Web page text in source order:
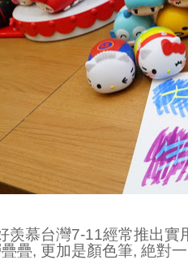
羡慕台灣7-11經常推出實
疊, 更加是顏色筆, 絶對